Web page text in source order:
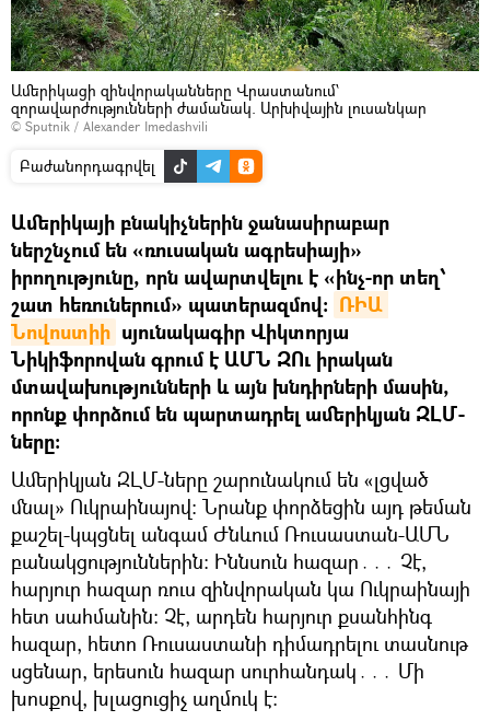
Ամերիկացի զինվորականները Վրաստանում՝
զորավարժությունների ժամանակ. Արխիվային լուսանկար
© Sputnik / Alexander Imedashvili
Բաժանորդագրվել
Ամերիկայի բնակիչներին ջանասիրաբար
ներշնչում են «ռուսական ագրեսիայի»
իրողությունը, որն ավարտվելու է «ինչ-որ տեղ՝
շատ հեռուներում» պատերազմով։ ՌԻԱ
Նովոստիի սյունակագիր Վիկտորյա
Նիկիֆորովան գրում է ԱՄՆ ԶՈւ իրական
մտավախությունների և այն խնդիրների մասին,
որոնք փորձում են պարտադրել ամերիկյան ԶԼՄ-
ները։
Ամերիկյան ԶԼՄ-ները շարունակում են «լցված
մնալ» Ուկրաինայով։ Նրանք փորձեցին այդ թեման
քաշել-կպցնել անգամ Ժնևում Ռուսաստան-ԱՄՆ
բանակցություններին։ Իննսուն հազար․․․ Չէ,
հարյուր հազար ռուս զինվորական կա Ուկրաինայի
հետ սահմանին։ Չէ, արդեն հարյուր քսանհինգ
հազար, հետո Ռուսաստանի դիմադրելու տասնութ
սցենար, երեսուն հազար սուրհանդակ․․․ Մի
խոսքով, խլացուցիչ աղմուկ է։